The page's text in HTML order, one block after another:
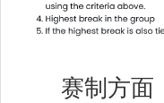
赛制方面，